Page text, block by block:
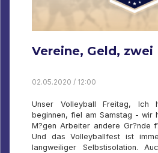
Vereine, Geld,
02.05.2020 / 12:00
Unser Volleyball Freitag, Ich
beginnen, fiel am Samstag - wir
M?gen Arbeiter andere Gr?nde
Und das Volleyballfest ist
langweiliger Selbstisolation.